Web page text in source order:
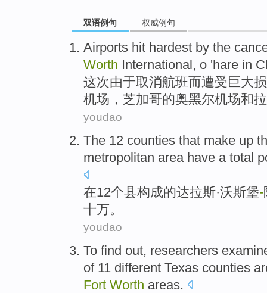
双语例句 权威例句
Airports hit hardest by the
Worth International, o 'hare in
这次由于取消航班而遭受巨大
机场， 芝加哥的奥黑尔机场和
youdao
The 12 counties that make up
metropolitan area have a total
在12个县构成的达拉斯·沃斯堡-
十万。
youdao
To find out, researchers
of 11 different Texas counties
Fort Worth areas.